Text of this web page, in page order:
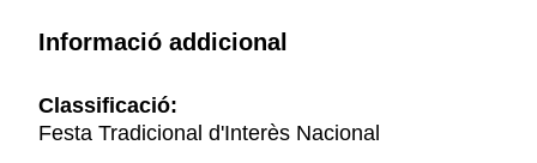
Informació addicional
Classificació:
Festa Tradicional d'Interès Nacional